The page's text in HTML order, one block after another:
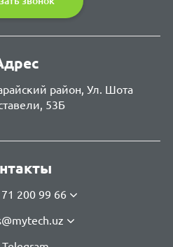
район, Ул. Шота
53Б
200 99 66